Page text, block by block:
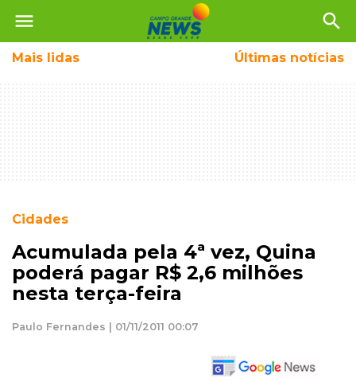
menu search
Mais lidas Últimas notícias
Cidades
Acumulada pela 4ª vez, Quina
poderá pagar R$ 2,6 milhões
nesta terça-feira
Paulo Fernandes | 01/11/2011 00:07